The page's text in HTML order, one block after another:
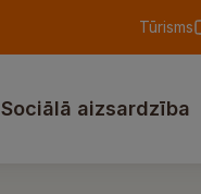
Tūrisms
Sociālā aizsardzība